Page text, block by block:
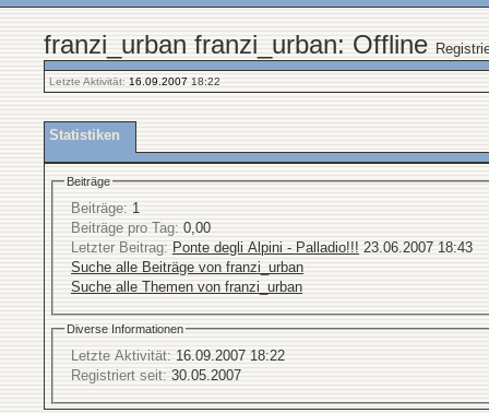
franzi_urban franzi_urban: Offline
Letzte Aktivität: 16.09.2007 18:22
Statistiken
Beiträge
Beiträge: 1
Beiträge pro Tag: 0,00
Letzter Beitrag: Ponte degli Alpini - Palladio!!! 23.06.2007 18:43
Suche alle Beiträge von franzi_urban
Suche alle Themen von franzi_urban
Diverse Informationen
Letzte Aktivität: 16.09.2007 18:22
Registriert seit: 30.05.2007